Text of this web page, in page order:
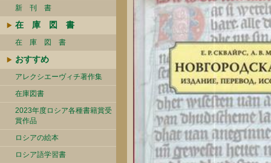
新 刊 書
在 庫 図 書
在 庫 図 書
おすすめ
アレクシエーヴィチ著作集
在庫図書
2023年度ロシア各種書籍賞受
賞作品
ロシアの絵本
ロシア語学習書